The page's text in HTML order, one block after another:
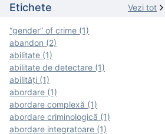
Etichete Vezi tot
“gender” of crime (1)
abandon (2)
abilitate (1)
abilitate de detectare (1)
abilităţi (1)
abordare (1)
abordare complexă (1)
abordare criminologică (1)
abordare integratoare (1)